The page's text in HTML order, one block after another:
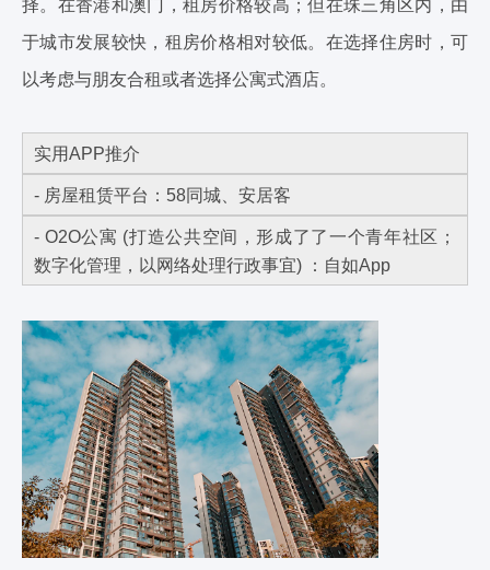
择。在香港和澳门，租房价格较高；但在珠三角区内，由
于城市发展较快，租房价格相对较低。在选择住房时，可
以考虑与朋友合租或者选择公寓式酒店。
实用APP推介
- 房屋租赁平台：58同城、安居客
- O2O公寓 (打造公共空间，形成了了一个青年社区；
数字化管理，以网络处理行政事宜) ：自如App